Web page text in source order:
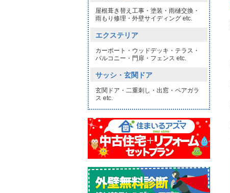
屋根葺き替え工事・塗装・雨樋交換・
雨もり修理・外壁サイディング etc.
エクステリア
カーポート・ウッドデッキ・テラス・
バルコニー・門扉・フェンス etc.
サッシ・玄関ドア
玄関ドア・二重刺し・出窓・ペアガラ
ス etc.